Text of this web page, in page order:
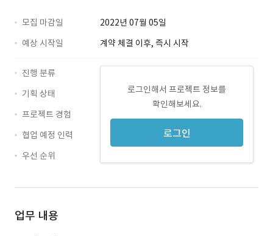
모집 마감일
2022년 07월 05일
예상 시작일
계약 체결 이후, 즉시 시작
로그인해서 프로젝트 정보를
확인해보세요.
로그인
진행 분류
기획 상태
프로젝트 경험
협업 예정 인력
우선 순위
업무 내용